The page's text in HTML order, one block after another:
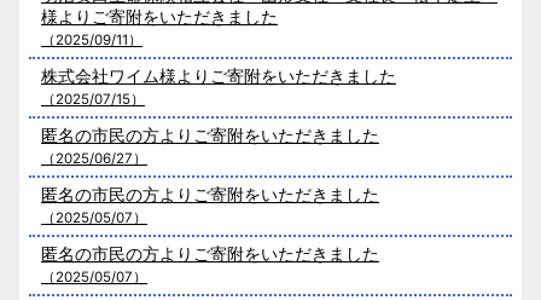
様よりご寄附をいただきました
（2025/09/11）
株式会社ワイム様よりご寄附をいただきました
（2025/07/15）
匿名の市民の方よりご寄附をいただきました
（2025/06/27）
匿名の市民の方よりご寄附をいただきました
（2025/05/07）
匿名の市民の方よりご寄附をいただきました
（2025/05/07）